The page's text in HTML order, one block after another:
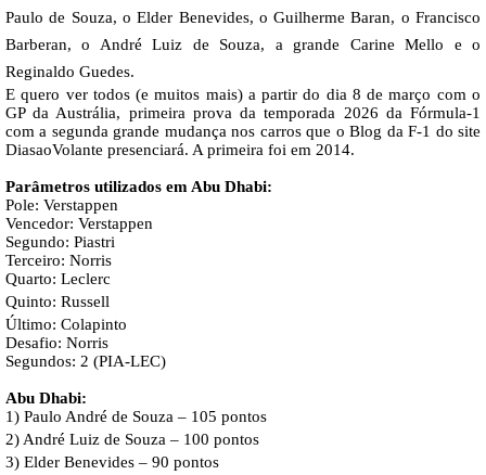
Paulo de Souza, oElder Benevides, o Guilherme Baran, o Francisco
Barberan, o André Luiz de Souza, a grande Carine Mello e o
Reginaldo Guedes.
E quero ver todos (e muitos mais) a partir do dia 8 de março com o
GP da Austrália, primeira prova da temporada 2026 da Fórmula-1
com a segunda grande mudança nos carros que o Blog da F-1 do site
DiasaoVolante presenciará. A primeira foi em 2014.
Parâmetros utilizados em Abu Dhabi:
Pole: Verstappen
Vencedor: Verstappen
Segundo: Piastri
Terceiro: Norris
Quarto: Leclerc
Quinto: Russell
Último: Colapinto
Desafio: Norris
Segundos: 2 (PIA-LEC)
Abu Dhabi:
1) Paulo André de Souza – 105 pontos
2) André Luiz de Souza – 100 pontos
3) Elder Benevides – 90 pontos